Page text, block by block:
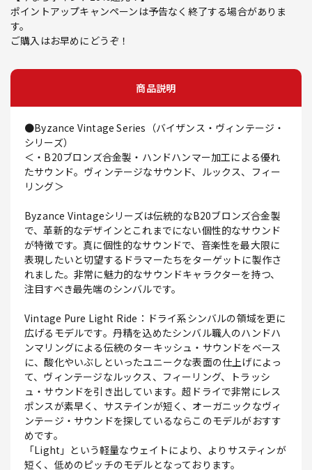
ポイントアップキャンペーンは予告なく終了する場合がありま
す。
ご購入はお早めにどうぞ！
商品説明
●Byzance Vintage Series（バイザンス・ヴィンテージ・
シリーズ）
＜・B20ブロンズ合金製・ハンドハンマー加工による優れ
たサウンド。ヴィンテージなサウンド、ルックス、フィー
リング＞
Byzance Vintageシリーズは伝統的なB20ブロンズ合金製
で、革新的なデザインとこれまでにない個性的なサウンド
が特徴です。真に個性的なサウンドで、音楽性を最大限に
表現したいと切望するドラマーたちをターゲットに製作さ
れました。非常に魅力的なサウンドキャラクターを持つ、
注目すべき最先端のシンバルです。
Vintage Pure Light Ride：ドライ系シンバルの領域を更に
広げるモデルです。丹精を込めたシンバル職人のハンドハ
ンマリングによる伝統のターキッシュ・サウンドをベース
に、酸化やいぶしといったユニークな表面の仕上げによっ
て、ヴィンテージなルックス、フィーリング、トラッシ
ュ・サウンドを引き出しています。超ドライで非常にレス
ポンスが素早く、サステインが短く、オーガニックなヴィ
ンテージ・サウンドを探しているならこのモデルがおすす
めです。
「Light」という軽量なウェイトにより、よりサスティンが
短く、低めのピッチのモデルとなっております。